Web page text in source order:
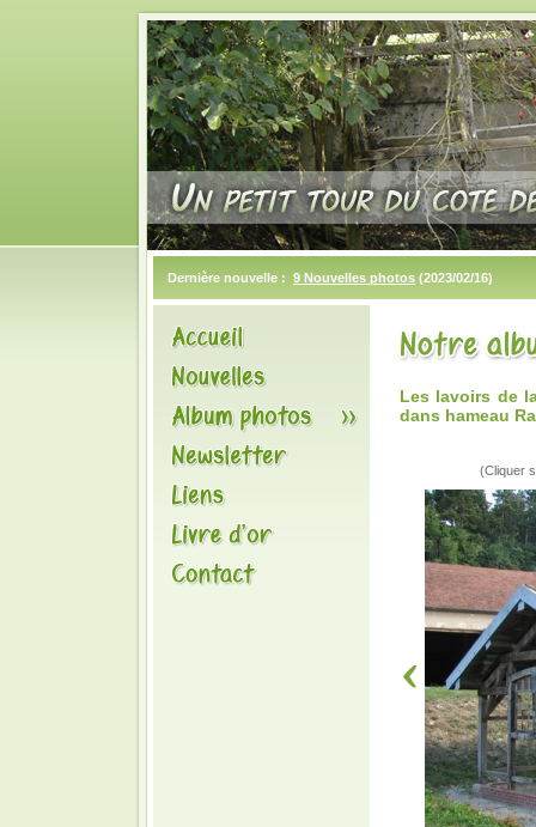
Dernière nouvelle : 9 Nouvelles photos (2023/02/16)
Les lavoirs de
dans hameau
(Cliquer